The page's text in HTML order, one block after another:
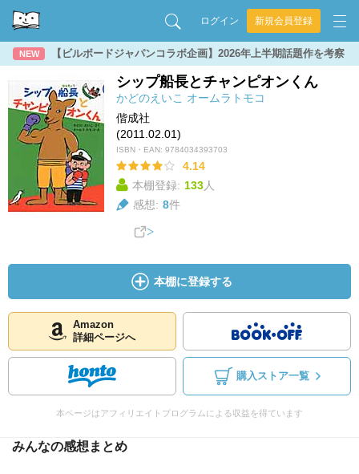
ログイン 新規会員登録
NEW 【ビルボードジャパンコラボ企画】2026年上半期話題作を考察
シップ船長とチャンピオンくん
かどのえいこ オームラトモコ
偕成社
(2011.02.01)
ISBN・EAN: 9784034393703
4.14
本棚登録: 133人
感想: 8件
本棚に登録する
Amazon
詳細ページへ
購入ストア一覧
本ページはアフィリエイトプログラムによる収益を得ています
みんなの感想まとめ